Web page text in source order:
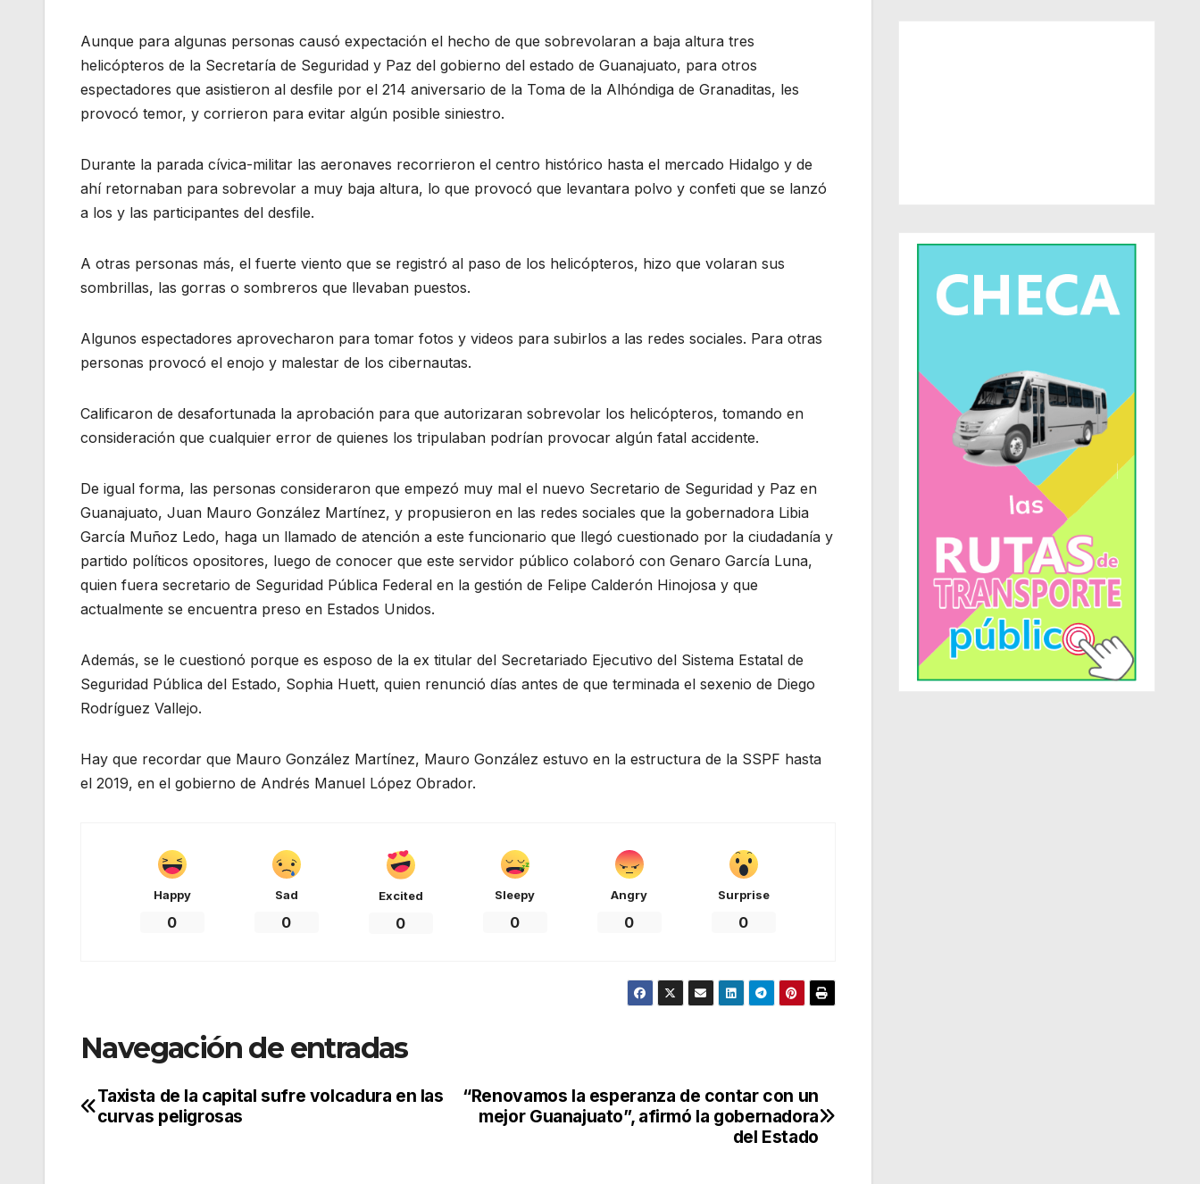
Aunque para algunas personas causó expectación el hecho de que sobrevolaran a baja altura tres
helicópteros de la Secretaría de Seguridad y Paz del gobierno del estado de Guanajuato, para otros
espectadores que asistieron al desfile por el 214 aniversario de la Toma de la Alhóndiga de Granaditas, les
provocó temor, y corrieron para evitar algún posible siniestro.
Durante la parada cívica-militar las aeronaves recorrieron el centro histórico hasta el mercado Hidalgo y de
ahí retornaban para sobrevolar a muy baja altura, lo que provocó que levantara polvo y confeti que se lanzó
a los y las participantes del desfile.
A otras personas más, el fuerte viento que se registró al paso de los helicópteros, hizo que volaran sus
sombrillas, las gorras o sombreros que llevaban puestos.
Algunos espectadores aprovecharon para tomar fotos y videos para subirlos a las redes sociales. Para otras
personas provocó el enojo y malestar de los cibernautas.
Calificaron de desafortunada la aprobación para que autorizaran sobrevolar los helicópteros, tomando en
consideración que cualquier error de quienes los tripulaban podrían provocar algún fatal accidente.
De igual forma, las personas consideraron que empezó muy mal el nuevo Secretario de Seguridad y Paz en
Guanajuato, Juan Mauro González Martínez, y propusieron en las redes sociales que la gobernadora Libia
García Muñoz Ledo, haga un llamado de atención a este funcionario que llegó cuestionado por la ciudadanía y
partido políticos opositores, luego de conocer que este servidor público colaboró con Genaro García Luna,
quien fuera secretario de Seguridad Pública Federal en la gestión de Felipe Calderón Hinojosa y que
actualmente se encuentra preso en Estados Unidos.
Además, se le cuestionó porque es esposo de la ex titular del Secretariado Ejecutivo del Sistema Estatal de
Seguridad Pública del Estado, Sophia Huett, quien renunció días antes de que terminada el sexenio de Diego
Rodríguez Vallejo.
Hay que recordar que Mauro González Martínez, Mauro González estuvo en la estructura de la SSPF hasta
el 2019, en el gobierno de Andrés Manuel López Obrador.
Happy
0
Sad
0
Excited
0
Sleepy
0
Angry
0
Surprise
0
Navegación de entradas
“Renovamos la esperanza de contar con un
mejor Guanajuato”, afirmó la gobernadora
del Estado
Taxista de la capital sufre volcadura en las
curvas peligrosas